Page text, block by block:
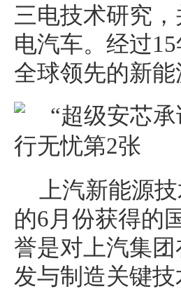
三电技术研究
电汽车。经过
全球领先的新
上汽新能源
的6月份获得的
誉是对上汽集
发与制造关键